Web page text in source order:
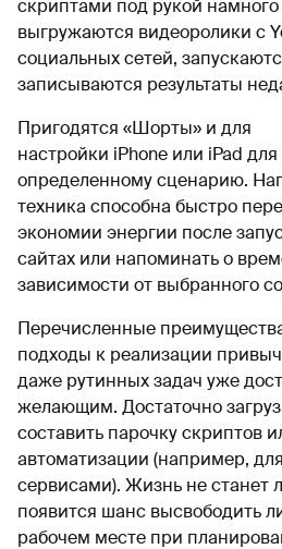
скриптами под рукой
выгружаются видеоролики с
социальных сетей,
записываются результаты
Пригодятся «Шорты» и для
настройки iPhone или iPad
определенному сценарию.
техника способна быстро
экономии энергии после
сайтах или напоминать о
зависимости от выбранного
Перечисленные
подходы к реализации
даже рутинных задач уже
желающим. Достаточно
составить парочку скриптов
автоматизации (например,
сервисами). Жизнь не станет
появится шанс высвободить
рабочем месте при